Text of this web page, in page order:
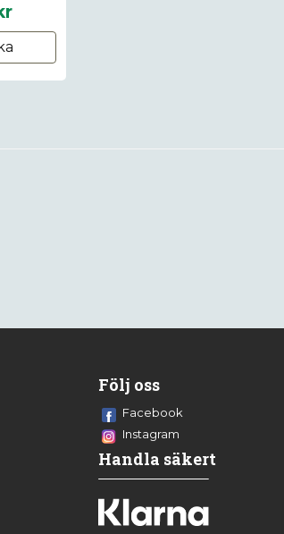
Följ oss
Facebook
Instagram
Handla säkert